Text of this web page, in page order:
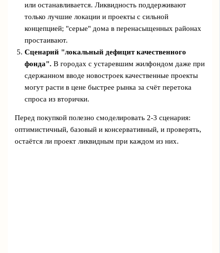
или останавливается. Ликвидность поддерживают
только лучшие локации и проекты с сильной
концепцией; "серые" дома в перенасыщенных районах
простаивают.
Сценарий "локальный дефицит качественного
фонда". В городах с устаревшим жилфондом даже при
сдержанном вводе новостроек качественные проекты
могут расти в цене быстрее рынка за счёт перетока
спроса из вторички.
Перед покупкой полезно смоделировать 2-3 сценария:
оптимистичный, базовый и консервативный, и проверять,
остаётся ли проект ликвидным при каждом из них.